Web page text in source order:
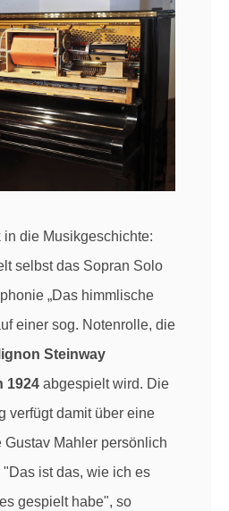
die Musikgeschichte:
selbst das Sopran Solo
„Das himmlische
einer sog. Notenrolle, die
Steinway
1924 abgespielt wird. Die
verfügt damit über eine
Mahler persönlich
ist das, wie ich es
gespielt habe", so